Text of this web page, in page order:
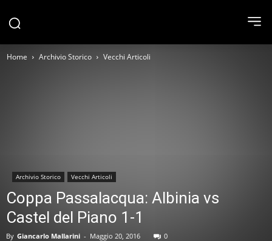
Home Archivio Storico Vecchi Articoli
Archivio Storico Vecchi Articoli
Coppa Passalacqua: Albinia vs
Castel del Piano 1-1
By Giancarlo Mallarini - Maggio 20, 2016 0